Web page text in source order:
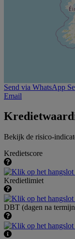
Send via WhatsApp
Email
Bekijk de risico-
Kredietscore
Kredietlimiet
DBT (dagen na